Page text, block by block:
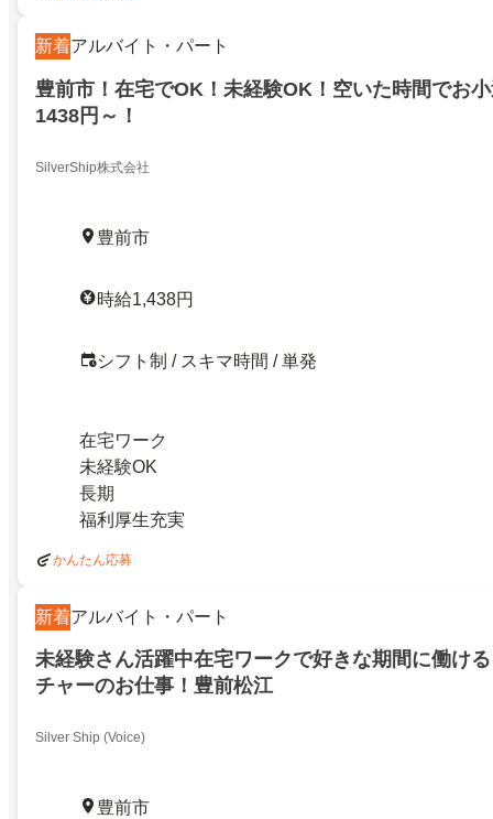
新着アルバイト・パート
豊前市！在宅でOK！未経験OK！空いた時間でお
1438円～！
SilverShip株式会社
豊前市
時給1,438円
シフト制 / スキマ時間 / 単発
在宅ワーク
未経験OK
長期
福利厚生充実
かんたん応募
新着アルバイト・パート
未経験さん活躍中在宅ワークで好きな期間に働け
チャーのお仕事！豊前松江
Silver Ship (Voice)
豊前市